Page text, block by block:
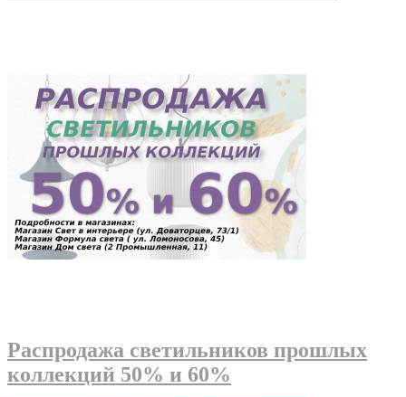
Распродажа светильников прошлых
коллекций 50% и 60%